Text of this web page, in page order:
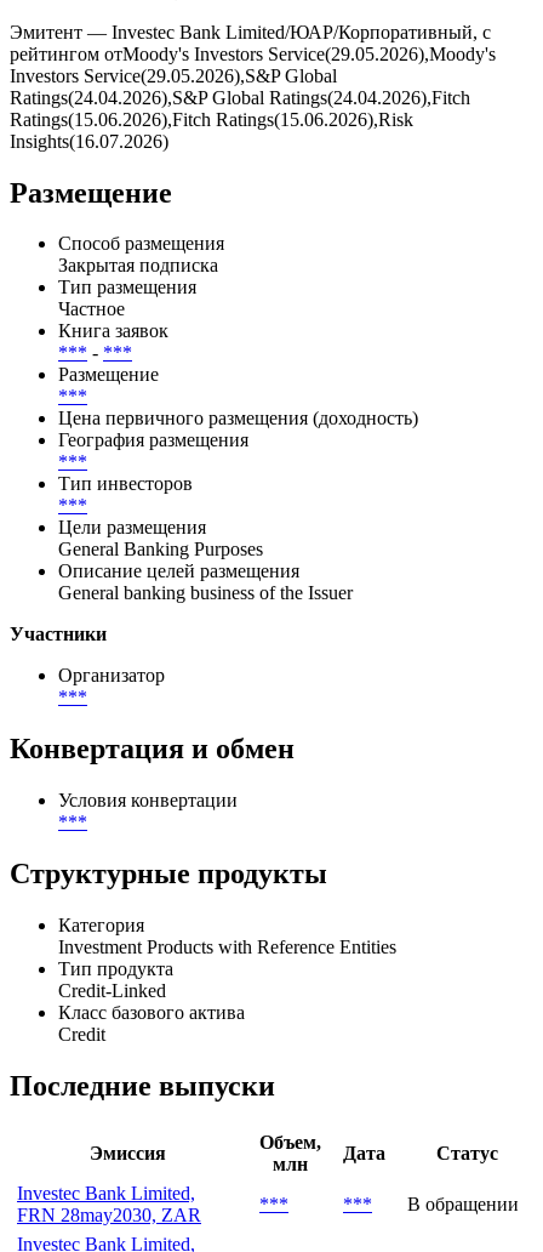
Купоны выплачиваются ***, дата ближайшей выплаты — .
Всего по выпуску предусмотрено 0 купонных периодов, из
них выплачено — 0, осталось — 0.
Эмитент — Investec Bank Limited/ЮАР/Корпоративный, с
рейтингом отMoody's Investors Service(29.05.2026),Moody's
Investors Service(29.05.2026),S&P Global
Ratings(24.04.2026),S&P Global Ratings(24.04.2026),Fitch
Ratings(15.06.2026),Fitch Ratings(15.06.2026),Risk
Размещение
Способ размещения
Закрытая подписка
Тип размещения
Частное
Книга заявок
***-***
Размещение
***
Цена первичного размещения (доходность)
География размещения
***
Тип инвесторов
***
General Banking Purposes
General banking business of the Issuer
Организатор
Конвертация и обмен
Условия конвертации
Структурные продукты
Категория
Investment Products with Reference Entities
Класс базового актива
Последние выпуски
Эмиссия